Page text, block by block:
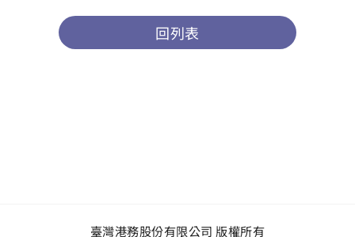
回列表
臺灣港務股份有限公司 版權所有